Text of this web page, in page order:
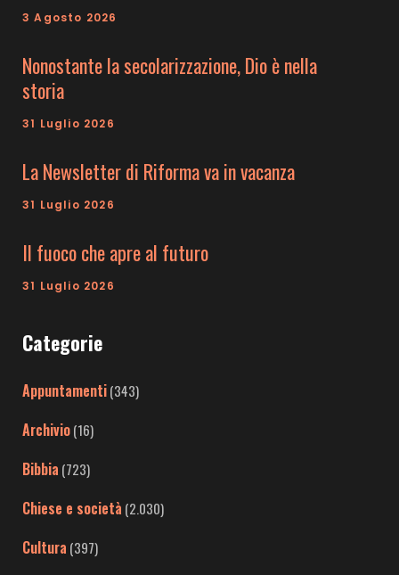
3 Agosto 2026
Nonostante la secolarizzazione, Dio è nella
storia
31 Luglio 2026
La Newsletter di Riforma va in vacanza
31 Luglio 2026
Il fuoco che apre al futuro
31 Luglio 2026
Categorie
Appuntamenti(343)
Archivio(16)
Bibbia (723)
Chiese e società (2.030)
Cultura (397)